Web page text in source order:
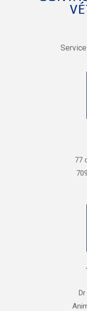
77